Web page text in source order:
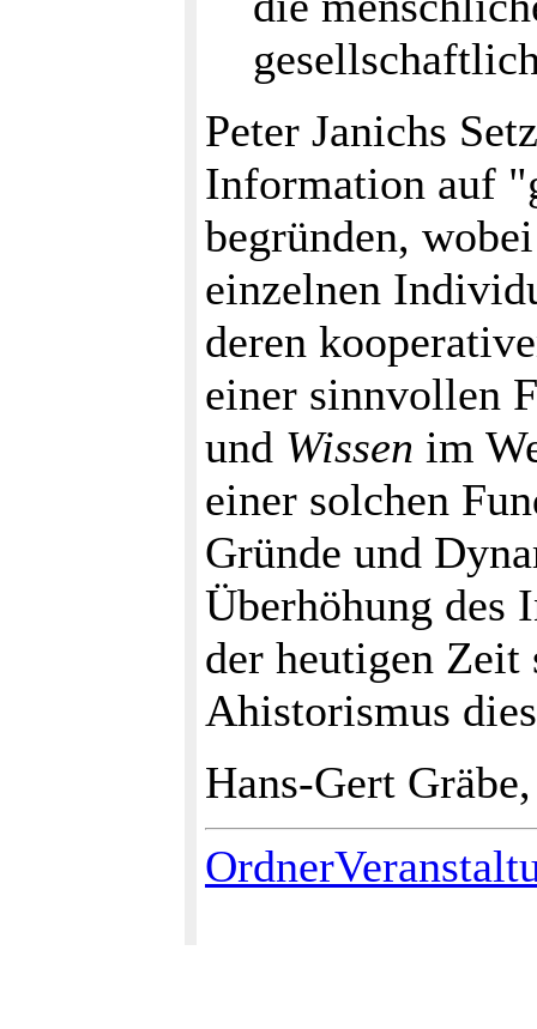
Peter Janichs
Information auf
begründen,
einzelnen
deren
einer sinnvollen
und Wissen im
einer solchen
Gründe und
Überhöhung des
der heutigen Zeit
Ahistorismus
Hans-Gert